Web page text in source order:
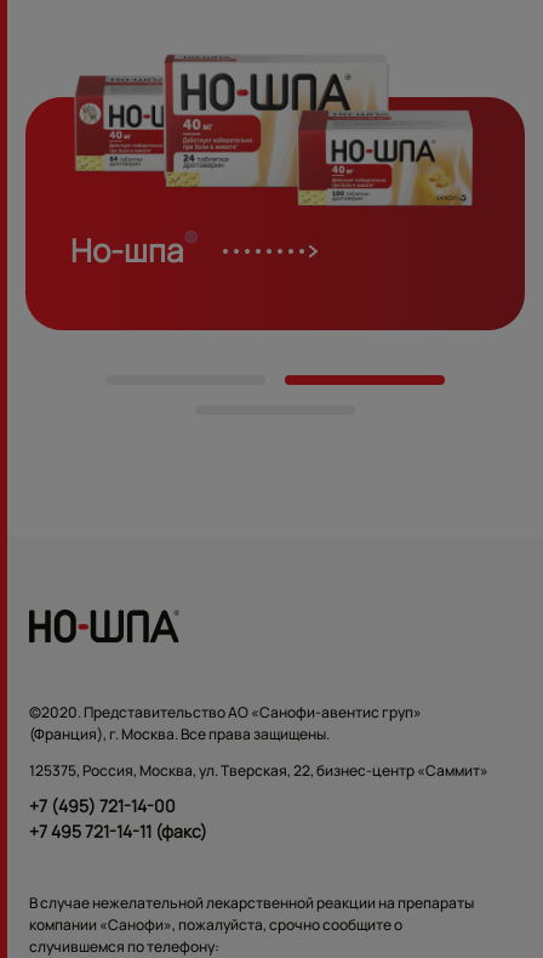
Но-шпа
©2020. Представительство АО «Санофи-авентис груп»
(Франция), г. Москва. Все права защищены.
125375, Россия, Москва, ул. Тверская, 22, бизнес-центр «Саммит»
+7 (495) 721-14-00
+7 495 721-14-11 (факс)
В случае нежелательной лекарственной реакции на препараты
компании «Санофи», пожалуйста, срочно сообщите о
случившемся по телефону: